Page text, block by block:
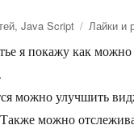
,Java Script Метки
Лайки и
я покажу как
можно улучшить
можно